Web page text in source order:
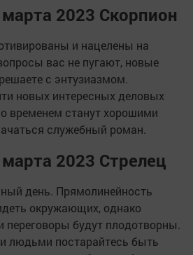
2023 Скорпион
и нацелены на
вас не пугают, новые
с энтузиазмом.
новых интересных деловых
временем станут хорошими
служебный роман.
2023 Стрелец
день. Прямолинейность
окружающих, однако
будут плодотворны.
людьми постарайтесь быть